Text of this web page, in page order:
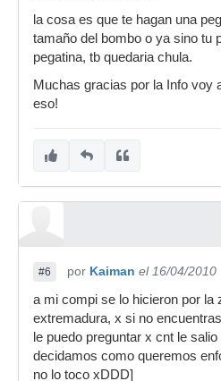
la cosa es que te hagan una
tamaño del bombo o ya sino tu
pegatina, tb quedaria chula.
Muchas gracias por la Info voy
eso!
#6 por Kaiman el 16/04/2010
a mi compi se lo hicieron por la
extremadura, x si no
le puedo preguntar x cnt le
decidamos como queremos
no lo toco xDDD]